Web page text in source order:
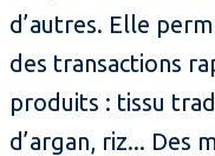
d’autres. Elle
des transactions
produits : tissu
d’argan, riz... Des